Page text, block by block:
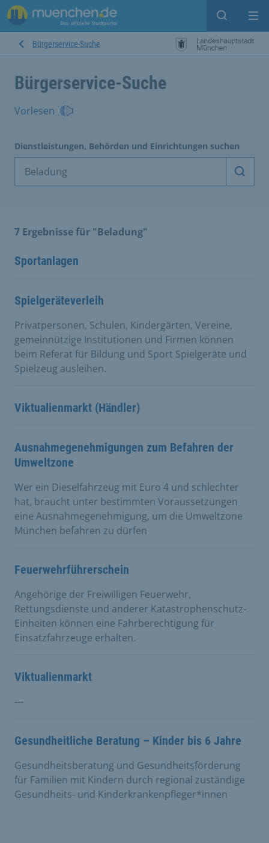
Suche
Bürgerservice-Suche
Bürgerservice-Suche
Vorlesen
Dienstleistungen, Behörden und Einrichtungen suchen
7 Ergebnisse für "Beladung"
Sportanlagen
Spielgeräteverleih
Privatpersonen, Schulen, Kindergärten, Vereine,
gemeinnützige Institutionen und Firmen können
beim Referat für Bildung und Sport Spielgeräte und
Spielzeug ausleihen.
Viktualienmarkt (Händler)
Ausnahmegenehmigungen zum Befahren der
Umweltzone
Wer ein Dieselfahrzeug mit Euro 4 und schlechter
hat, braucht unter bestimmten Voraussetzungen
eine Ausnahmegenehmigung, um die Umweltzone
München befahren zu dürfen
Feuerwehrführerschein
Angehörige der Freiwilligen Feuerwehr,
Rettungsdienste und anderer Katastrophenschutz-
Einheiten können eine Fahrberechtigung für
Einsatzfahrzeuge erhalten.
Viktualienmarkt
---
Gesundheitliche Beratung – Kinder bis 6 Jahre
Gesundheitsberatung und Gesundheitsförderung
für Familien mit Kindern durch regional zuständige
Gesundheits- und Kinderkrankenpfleger*innen